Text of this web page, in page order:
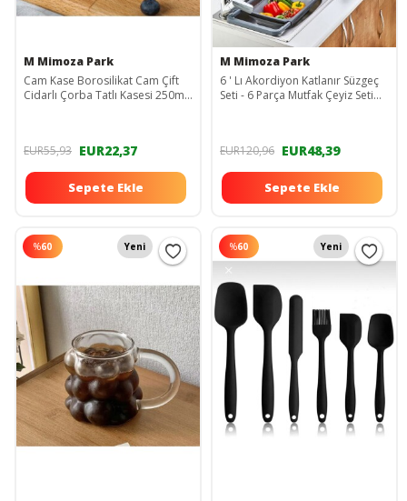
M Mimoza Park
Cam Kase Borosilikat Cam Çift
Cidarlı Çorba Tatlı Kasesi 250ml
EUR55,93 EUR22,37
Sepete Ekle
M Mimoza Park
6 ' Lı Akordiyon Katlanır Süzgeç
Seti - 6 Parça Mutfak Çeyiz Seti
EUR120,96 EUR48,39
Sepete Ekle
%60 Yeni %60 Yeni